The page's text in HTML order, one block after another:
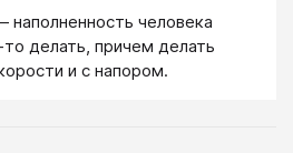
наполненность человека
делать, причем делать
и с напором.